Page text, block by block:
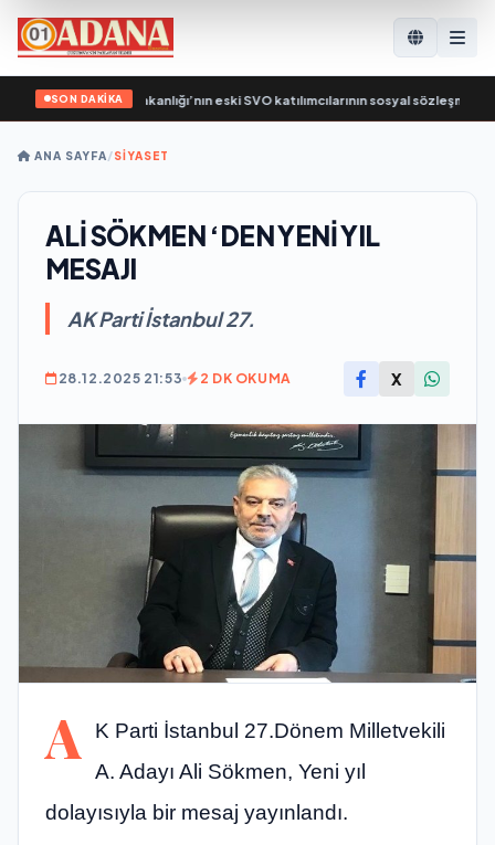
SON DAKİKA
Çalışma Bakanlığı’nın eski SVO katılımcılarının sosyal sözleşme
ANA SAYFA/SİYASET
ALİ SÖKMEN ‘DEN YENİ YIL
MESAJI
AK Parti İstanbul 27.
28.12.2025 21:53 2 DK OKUMA X
A
K Parti İstanbul 27.Dönem Milletvekili
A. Adayı Ali Sökmen, Yeni yıl
dolayısıyla bir mesaj yayınlandı.